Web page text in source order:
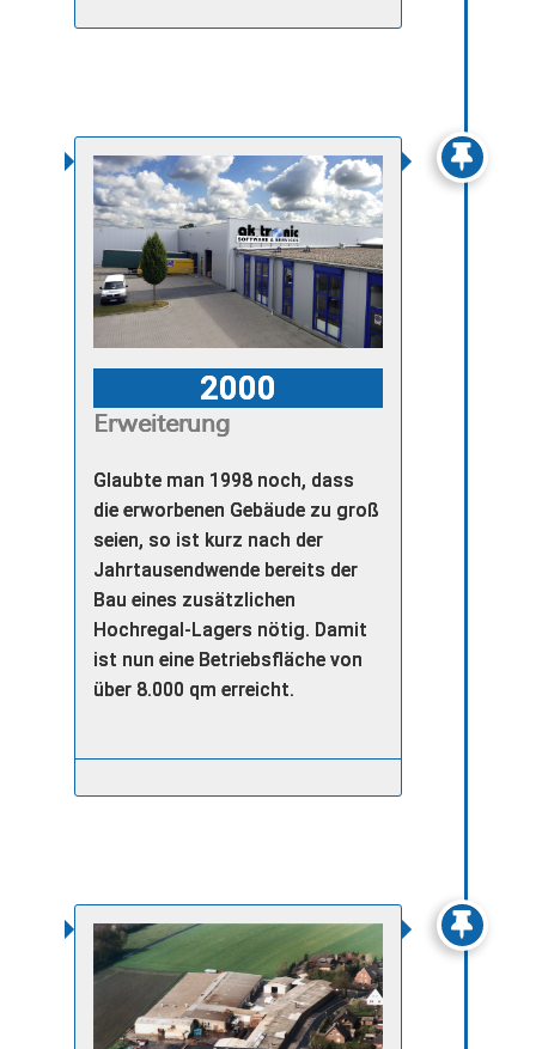
2000
Erweiterung
Glaubte man 1998 noch, dass
die erworbenen Gebäude zu groß
seien, so ist kurz nach der
Jahrtausendwende bereits der
Bau eines zusätzlichen
Hochregal-Lagers nötig. Damit
ist nun eine Betriebsfläche von
über 8.000 qm erreicht.